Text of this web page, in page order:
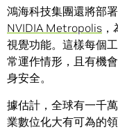
鴻海科技集團還將部
NVIDIA Metropolis
視覺功能。這樣每個
常運作情形，且有機
身安全。
據估計，全球有一千
業數位化大有可為的領